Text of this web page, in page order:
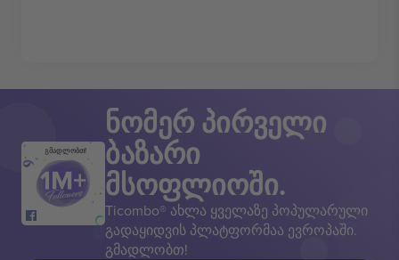
გმადლობთ!
ნომერ პირველი
ბაზარი
მსოფლიოში.
Ticombo® ახლა ყველაზე პოპულარული
გადაყიდვის პლატფორმაა ევროპაში.
გმადლობთ!